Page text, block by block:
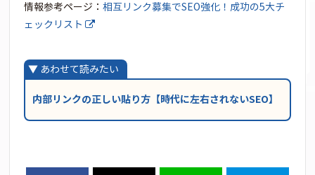
情報参考ページ：相互リンク募集でSEO強化！成功の5大チ
ェックリスト
内部リンクの正しい貼り方【時代に左右されないSEO】